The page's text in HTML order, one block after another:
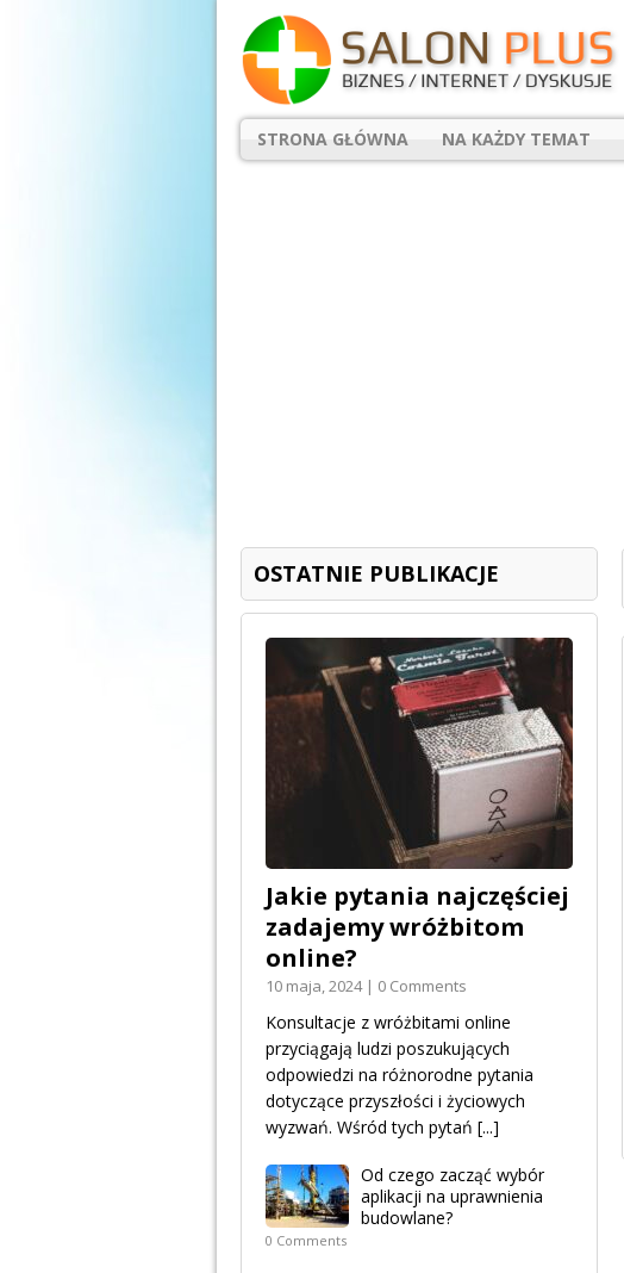
STRONA GŁÓWNA NA KAŻDY TEMAT
OSTATNIE PUBLIKACJE
Jakie pytania najczęściej
zadajemy wróżbitom
online?
10 maja, 2024 | 0 Comments
Konsultacje z wróżbitami online
przyciągają ludzi poszukujących
odpowiedzi na różnorodne pytania
dotyczące przyszłości i życiowych
wyzwań. Wśród tych pytań [...]
Od czego zacząć wybór
aplikacji na uprawnienia
budowlane?
0 Comments